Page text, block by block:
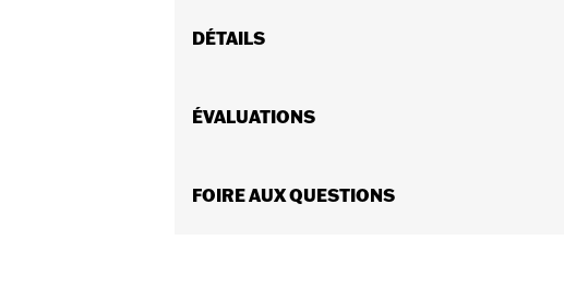
DÉTAILS
GARANTIE:90 day limited warranty – Go to
ÉVALUATIONS
FOIRE AUX QUESTIONS